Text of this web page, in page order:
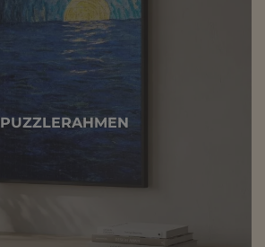
PUZZLERAHMEN